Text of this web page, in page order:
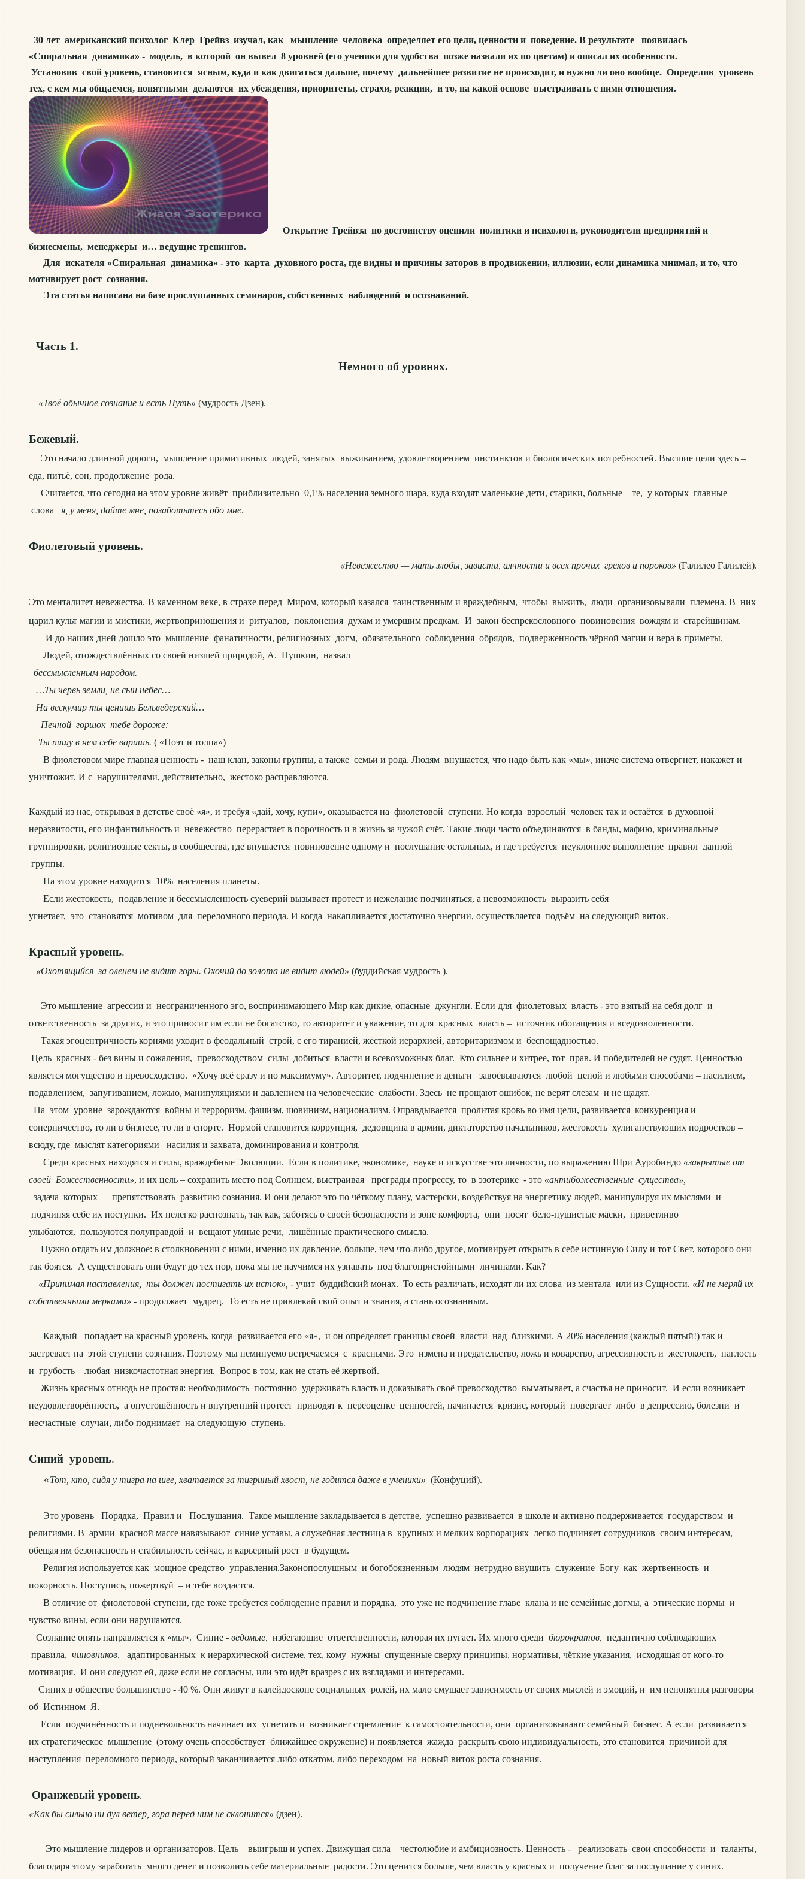
30 лет американский психолог Клер Грейвз изучал, как мышление человека определяет его цели, ценности и поведение. В результате появилась
«Спиральная динамика» - модель, в которой он вывел 8 уровней (его ученики для удобства позже назвали их по цветам) и описал их особенности.
Установив свой уровень, становится ясным, куда и как двигаться дальше, почему дальнейшее развитие не происходит, и нужно ли оно вообще. Определив уровень
тех, с кем мы общаемся, понятными делаются их убеждения, приоритеты, страхи, реакции, и то, на какой основе выстраивать с ними отношения.
Открытие Грейвза по достоинству оценили политики и психологи, руководители предприятий и
бизнесмены, менеджеры и… ведущие тренингов.
Для искателя «Спиральная динамика» - это карта духовного роста, где видны и причины заторов в продвижении, иллюзии, если динамика мнимая, и то, что
мотивирует рост сознания.
Эта статья написана на базе прослушанных семинаров, собственных наблюдений и осознаваний.
Часть 1.
Немного об уровнях.
«Твоё обычное сознание и есть Путь» (мудрость Дзен).
Бежевый.
Это начало длинной дороги, мышление примитивных людей, занятых выживанием, удовлетворением инстинктов и биологических потребностей. Высшие цели здесь –
еда, питьё, сон, продолжение рода.
Считается, что сегодня на этом уровне живёт приблизительно 0,1% населения земного шара, куда входят маленькие дети, старики, больные – те, у которых главные
слова я, у меня, дайте мне, позаботьтесь обо мне.
Фиолетовый уровень.
«Невежество — мать злобы, зависти, алчности и всех прочих грехов и пороков» (Галилео Галилей).
Это менталитет невежества. В каменном веке, в страхе перед Миром, который казался таинственным и враждебным, чтобы выжить, люди организовывали племена. В них
царил культ магии и мистики, жертвоприношения и ритуалов, поклонения духам и умершим предкам. И закон беспрекословного повиновения вождям и старейшинам.
И до наших дней дошло это мышление фанатичности, религиозных догм, обязательного соблюдения обрядов, подверженность чёрной магии и вера в приметы.
Людей, отождествлённых со своей низшей природой, А. Пушкин, назвал
бессмысленным народом.
…Ты червь земли, не сын небес…
На вескумир ты ценишь Бельведерский…
Печной горшок тебе дороже:
Ты пищу в нем себе варишь.( «Поэт и толпа»)
В фиолетовом мире главная ценность - наш клан, законы группы, а также семьи и рода. Людям внушается, что надо быть как «мы», иначе система отвергнет, накажет и
уничтожит. И с нарушителями, действительно, жестоко расправляются.
Каждый из нас, открывая в детстве своё «я», и требуя «дай, хочу, купи», оказывается на фиолетовой ступени. Но когда взрослый человек так и остаётся в духовной
неразвитости, его инфантильность и невежество перерастает в порочность и в жизнь за чужой счёт. Такие люди часто объединяются в банды, мафию, криминальные
группировки, религиозные секты, в сообщества, где внушается повиновение одному и послушание остальных, и где требуется неуклонное выполнение правил данной
группы.
На этом уровне находится 10% населения планеты.
Если жестокость, подавление и бессмысленность суеверий вызывает протест и нежелание подчиняться, а невозможность выразить себя
угнетает, это становятся мотивом для переломного периода. И когда накапливается достаточно энергии, осуществляется подъём на следующий виток.
Красный уровень.
«Охотящийся за оленем не видит горы. Охочий до золота не видит людей»(буддийская мудрость ).
Это мышление агрессии и неограниченного эго, воспринимающего Мир как дикие, опасные джунгли. Если для фиолетовых власть - это взятый на себя долг и
ответственность за других, и это приносит им если не богатство, то авторитет и уважение, то для красных власть – источник обогащения и вседозволенности.
Такая эгоцентричность корнями уходит в феодальный строй, с его тиранией, жёсткой иерархией, авторитаризмом и беспощадностью.
Цель красных - без вины и сожаления, превосходством силы добиться власти и всевозможных благ. Кто сильнее и хитрее, тот прав. И победителей не судят. Ценностью
является могущество и превосходство. «Хочу всё сразу и по максимуму». Авторитет, подчинение и деньги завоёвываются любой ценой и любыми способами – насилием,
подавлением, запугиванием, ложью, манипуляциями и давлением на человеческие слабости. Здесь не прощают ошибок, не верят слезам и не щадят.
На этом уровне зарождаются войны и терроризм, фашизм, шовинизм, национализм. Оправдывается пролитая кровь во имя цели, развивается конкуренция и
соперничество, то ли в бизнесе, то ли в спорте. Нормой становится коррупция, дедовщина в армии, диктаторство начальников, жестокость хулиганствующих подростков –
всюду, где мыслят категориями насилия и захвата, доминирования и контроля.
Среди красных находятся и силы, враждебные Эволюции. Если в политике, экономике, науке и искусстве это личности, по выражению Шри Ауробиндо «закрытые от
своей Божественности», и их цель – сохранить место под Солнцем, выстраивая преграды прогрессу, то в эзотерике - это «антибожественные существа»,
задача которых – препятствовать развитию сознания. И они делают это по чёткому плану, мастерски, воздействуя на энергетику людей, манипулируя их мыслями и
подчиняя себе их поступки. Их нелегко распознать, так как, заботясь о своей безопасности и зоне комфорта, они носят бело-пушистые маски, приветливо
улыбаются, пользуются полуправдой и вещают умные речи, лишённые практического смысла.
Нужно отдать им должное: в столкновении с ними, именно их давление, больше, чем что-либо другое, мотивирует открыть в себе истинную Силу и тот Свет, которого они
так боятся. А существовать они будут до тех пор, пока мы не научимся их узнавать под благопристойными личинами. Как?
«Принимая наставления, ты должен постигать их исток», - учит буддийский монах. То есть различать, исходят ли их слова из ментала или из Сущности. «И не меряй их
собственными мерками» - продолжает мудрец. То есть не привлекай свой опыт и знания, а стань осознанным.
Каждый попадает на красный уровень, когда развивается его «я», и он определяет границы своей власти над близкими. А 20% населения (каждый пятый!) так и
застревает на этой ступени сознания. Поэтому мы неминуемо встречаемся с красными. Это измена и предательство, ложь и коварство, агрессивность и жестокость, наглость
и грубость – любая низкочастотная энергия. Вопрос в том, как не стать её жертвой.
Жизнь красных отнюдь не простая: необходимость постоянно удерживать власть и доказывать своё превосходство выматывает, а счастья не приносит. И если возникает
неудовлетворённость, а опустошённость и внутренний протест приводят к переоценке ценностей, начинается кризис, который повергает либо в депрессию, болезни и
несчастные случаи, либо поднимает на следующую ступень.
Синий уровень.
«Тот, кто, сидя у тигра на шее, хватается за тигриный хвост, не годится даже в ученики»(Конфуций).
Это уровень Порядка, Правил и Послушания. Такое мышление закладывается в детстве, успешно развивается в школе и активно поддерживается государством и
религиями. В армии красной массе навязывают синие уставы, а служебная лестница в крупных и мелких корпорациях легко подчиняет сотрудников своим интересам,
обещая им безопасность и стабильность сейчас, и карьерный рост в будущем.
Религия используется как мощное средство управления.Законопослушным и богобоязненным людям нетрудно внушить служение Богу как жертвенность и
покорность. Поступись, пожертвуй – и тебе воздастся.
В отличие от фиолетовой ступени, где тоже требуется соблюдение правил и порядка, это уже не подчинение главе клана и не семейные догмы, а этические нормы и
чувство вины, если они нарушаются.
Сознание опять направляется к «мы». Синие - ведомые, избегающие ответственности, которая их пугает. Их много средибюрократов, педантично соблюдающих
правила, чиновников, адаптированных к иерархической системе, тех, кому нужны спущенные сверху принципы, нормативы, чёткие указания, исходящая от кого-то
мотивация. И они следуют ей, даже если не согласны, или это идёт вразрез с их взглядами и интересами.
Синих в обществе большинство - 40 %. Они живут в калейдоскопе социальных ролей, их мало смущает зависимость от своих мыслей и эмоций, и им непонятны разговоры
об Истинном Я.
Если подчинённость и подневольность начинает их угнетать и возникает стремление к самостоятельности, они организовывают семейный бизнес. А если развивается
их стратегическое мышление (этому очень способствует ближайшее окружение) и появляется жажда раскрыть свою индивидуальность, это становится причиной для
наступления переломного периода, который заканчивается либо откатом, либо переходом на новый виток роста сознания.
Оранжевый уровень.
«Как бы сильно ни дул ветер, гора перед ним не склонится» (дзен).
Это мышление лидеров и организаторов. Цель – выигрыш и успех. Движущая сила – честолюбие и амбициозность. Ценность - реализовать свои способности и таланты,
благодаря этому заработать много денег и позволить себе материальные радости. Это ценится больше, чем власть у красных и получение благ за послушание у синих.